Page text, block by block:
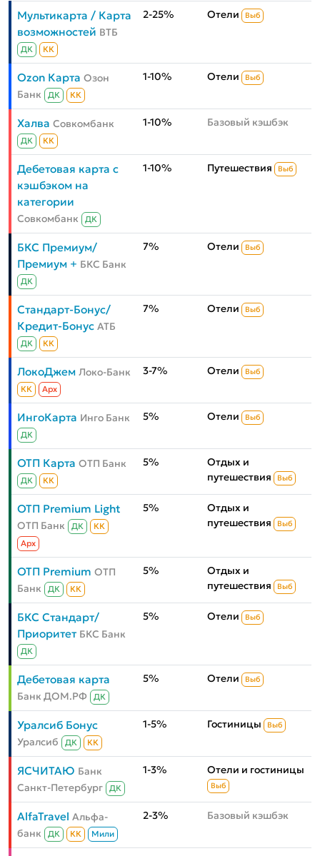
Мультикарта / Карта
возможностей ВТБ
ДК КК
2-25% Отели Выб
Ozon Карта Озон
Банк
ДК КК
1-10% Отели Выб
Халва Совкомбанк
ДК КК
1-10% Базовый кэшбэк
Дебетовая карта с
кэшбэком на
категории
Совкомбанк ДК
1-10% Путешествия Выб
БКС Премиум/
Премиум + БКС Банк
ДК
7% Отели Выб
Стандарт-Бонус/
Кредит-Бонус АТБ
ДК КК
7% Отели Выб
ЛокоДжем Локо-Банк
КК Aрх
3-7% Отели Выб
ИнгоКарта Инго Банк
ДК
5% Отели Выб
ОТП Карта ОТП Банк
ДК КК
5%
Отдых и
путешествия
Выб
ОТП Premium Light
ОТП Банк ДК
КК
Aрх
5%
Отдых и
путешествия
Выб
ОТП Premium ОТП
Банк
ДК КК
5%
Отдых и
путешествия
Выб
БКС Стандарт/
Приоритет БКС Банк
ДК
5% Отели Выб
Дебетовая карта
Банк ДОМ.РФ ДК
5% Отели Выб
Уралсиб Бонус
Уралсиб ДК КК
1-5% Гостиницы Выб
ЯСЧИТАЮ Банк
Санкт-Петербург
ДК
1-3% Отели и гостиницы
Выб
AlfaTravel Альфа-
банк
ДК КК Мили
2-3% Базовый кэшбэк